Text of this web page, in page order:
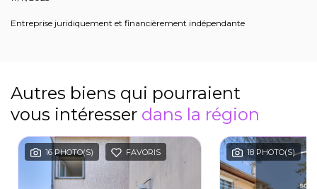
Entreprise juridiquement et financièrement indépendante
Autres biens qui pourraient
vous intéresser dans la région
16 PHOTO(S) FAVORIS 18 PHOTO(S)